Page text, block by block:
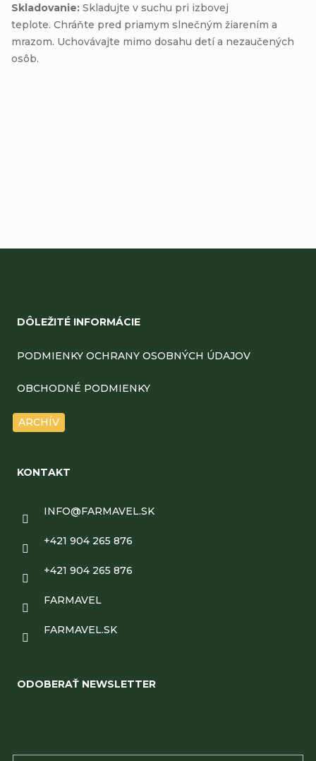
Skladovanie: Skladujte v suchu pri izbovej
teplote. Chráňte pred priamym slnečným žiarením a
mrazom. Uchovávajte mimo dosahu detí a nezaučených
osôb.
DÔLEŽITÉ INFORMÁCIE
PODMIENKY OCHRANY OSOBNÝCH ÚDAJOV
OBCHODNÉ PODMIENKY
ARCHÍV
KONTAKT
INFO@FARMAVEL.SK
+421 904 265 876
+421 904 265 876
FARMAVEL
FARMAVEL.SK
ODOBERAŤ NEWSLETTER